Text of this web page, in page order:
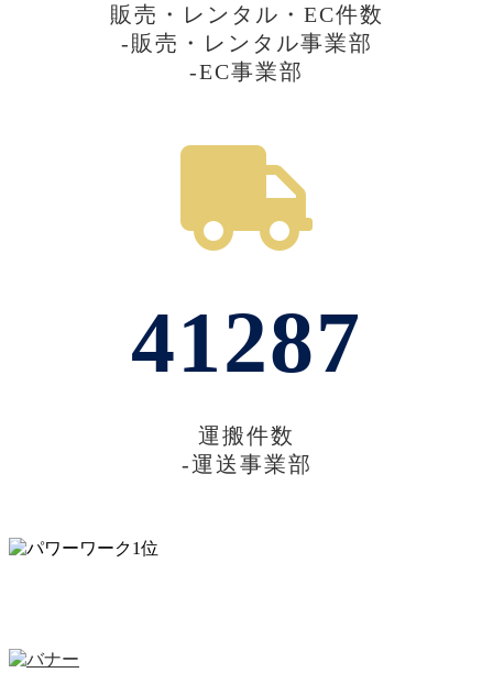
販売・レンタル・EC件数
-販売・レンタル事業部
-EC事業部
41287
運搬件数
-運送事業部